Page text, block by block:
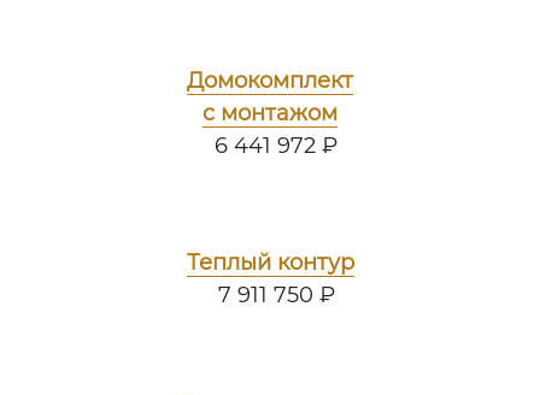
Домокомплект
с монтажом
6 441 972 ₽
Теплый контур
7 911 750 ₽